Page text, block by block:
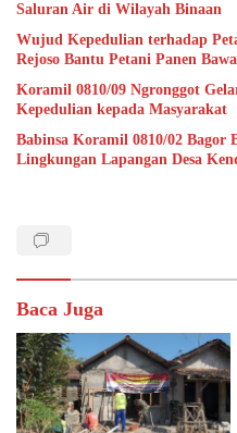
Saluran Air di Wilayah Binaan
Wujud Kepedulian terhadap
Rejoso Bantu Petani Panen
Koramil 0810/09 Ngronggot
Kepedulian kepada Masyarakat
Babinsa Koramil 0810/02 Bagor
Lingkungan Lapangan Desa
Baca Juga